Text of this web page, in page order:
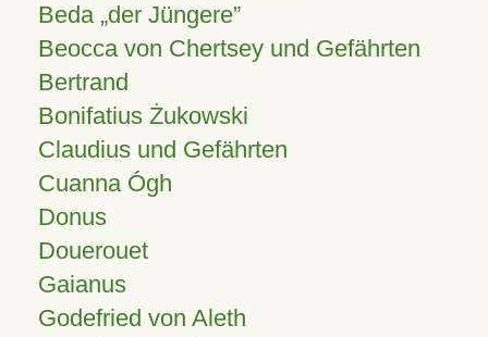
Beda „der Jüngere”
Beocca von Chertsey und Gefährten
Bertrand
Bonifatius Żukowski
Claudius und Gefährten
Cuanna Ógh
Donus
Douerouet
Gaianus
Godefried von Aleth